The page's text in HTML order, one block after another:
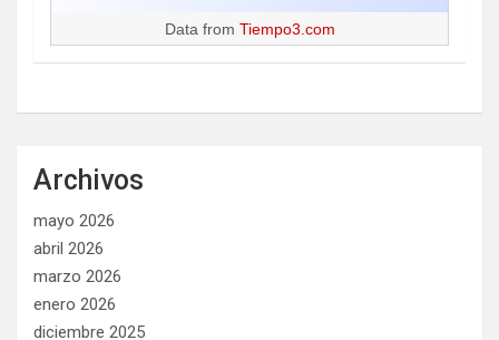
Data from Tiempo3.com
Archivos
mayo 2026
abril 2026
marzo 2026
enero 2026
diciembre 2025